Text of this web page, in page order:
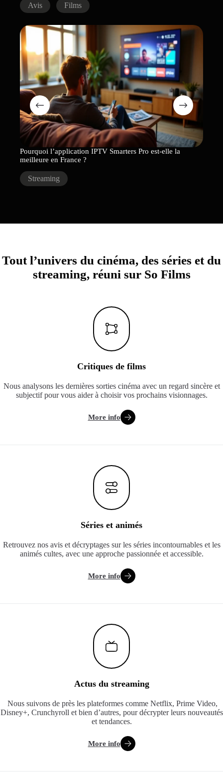
Avis Films
Pourquoi l’application IPTV Smarters Pro est-elle la
meilleure en France ?
Streaming
Tout l’univers du cinéma, des séries et du
streaming, réuni sur So Films
Critiques de films
Nous analysons les dernières sorties cinéma avec un regard sincère et
subjectif pour vous aider à choisir vos prochains visionnages.
More info
Séries et animés
Retrouvez nos avis et décryptages sur les séries incontournables et les
animés cultes, avec une approche passionnée et accessible.
More info
Actus du streaming
Nous suivons de près les plateformes comme Netflix, Prime Video,
Disney+, Crunchyroll et bien d’autres, pour décrypter leurs nouveautés
et tendances.
More info